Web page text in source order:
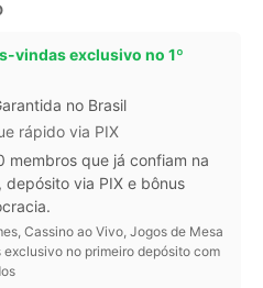
vindas exclusivo no 1º
no Brasil
rápido via PIX
que já confiam na
depósito via PIX e bônus
Cassino ao Vivo, Jogos de Mesa
no primeiro depósito com